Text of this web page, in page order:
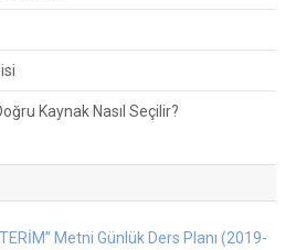
Kaynak Nasıl Seçilir?
Metni Günlük Ders Planı (2019-